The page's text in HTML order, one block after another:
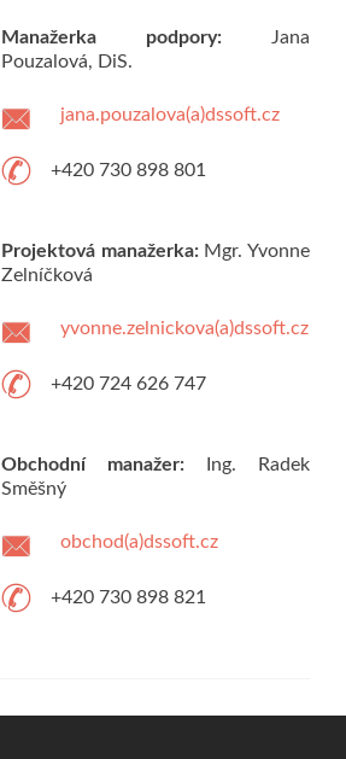
Manažerka podpory:
Jana
Pouzalová, DiS.
jana.pouzalova(a)dssoft.cz
+420 730 898 801
Projektová manažerka: Mgr. Yvonne
Zelníčková
yvonne.zelnickova(a)dssoft.cz
+420 724 626 747
Obchodní manažer:
Ing. Radek
Směšný
obchod(a)dssoft.cz
+420 730 898 821